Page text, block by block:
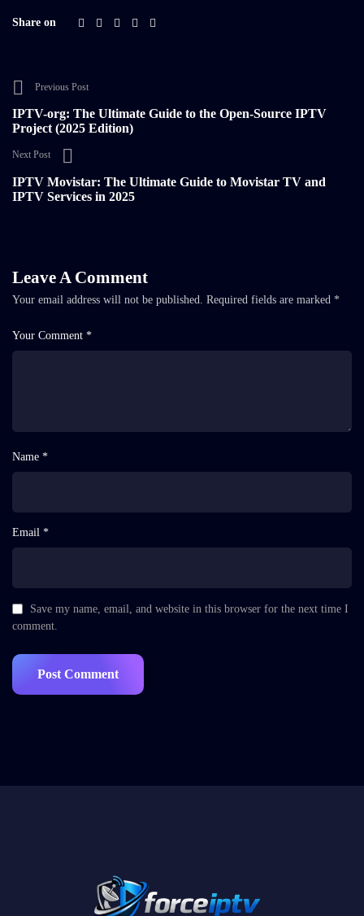
Share on
Previous Post
IPTV-org: The Ultimate Guide to the Open-Source IPTV
Project (2025 Edition)
Next Post
IPTV Movistar: The Ultimate Guide to Movistar TV and
IPTV Services in 2025
Leave A Comment
Your email address will not be published. Required fields are marked *
Your Comment *
Name *
Email *
Save my name, email, and website in this browser for the next time I
comment.